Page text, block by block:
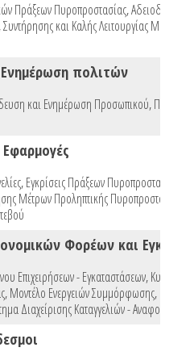
Πράξεων Πυροπροστασίας,Αδειοδότηση
και Καλής Λειτουργίας Μέσων
πολιτών
και Ενημέρωση Προσωπικού,
,Εγκρίσεις Πράξεων Πυροπροστασίας
Μέτρων Προληπτικής Πυροπροστασίας
Επιχειρήσεων - Εγκαταστάσεων,Κυρώσεις
,Μοντέλο Ενεργειών Συμμόρφωσης,
Διαχείρισης Καταγγελιών - Αναφορών